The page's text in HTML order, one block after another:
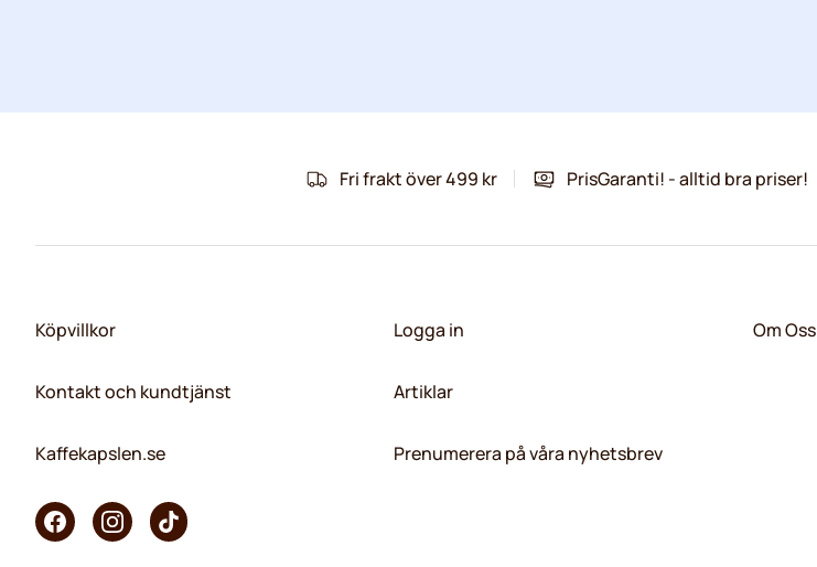
Fri frakt över 499 kr PrisGaranti! - alltid bra priser!
Köpvillkor
Kontakt och kundtjänst
Kaffekapslen.se
Logga in
Artiklar
Prenumerera på våra nyhetsbrev
Om Oss